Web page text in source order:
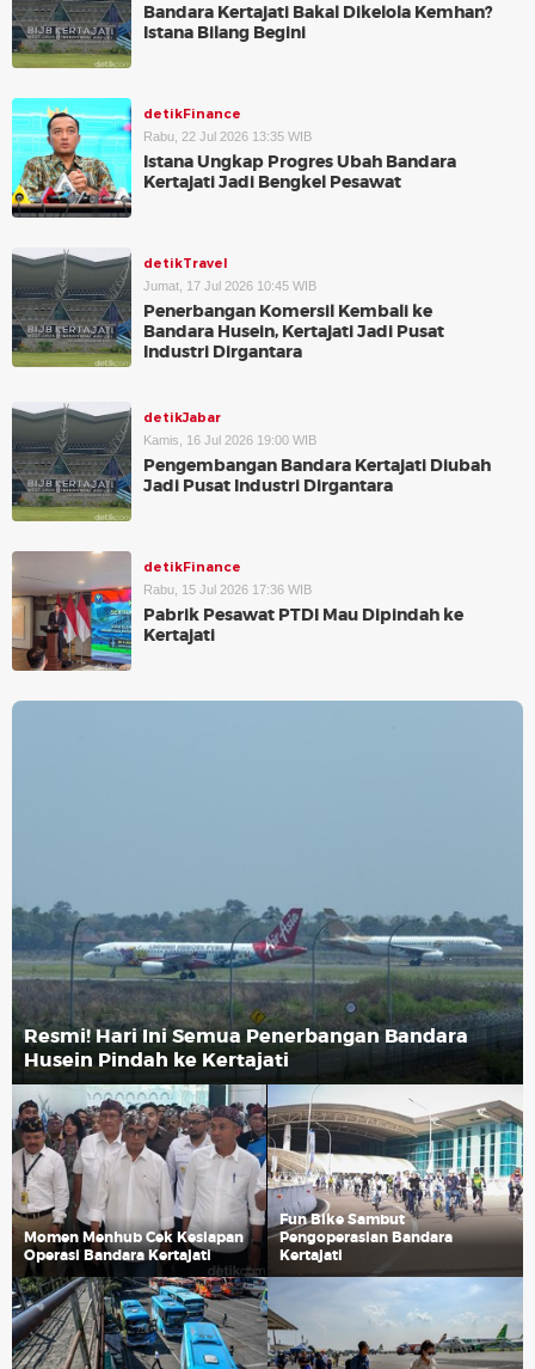
Bandara Kertajati Bakal Dikelola Kemhan?
Istana Bilang Begini
detikFinance
Rabu, 22 Jul 2026 13:35 WIB
Istana Ungkap Progres Ubah Bandara
Kertajati Jadi Bengkel Pesawat
detikTravel
Jumat, 17 Jul 2026 10:45 WIB
Penerbangan Komersil Kembali ke
Bandara Husein, Kertajati Jadi Pusat
Industri Dirgantara
detikJabar
Kamis, 16 Jul 2026 19:00 WIB
Pengembangan Bandara Kertajati Diubah
Jadi Pusat Industri Dirgantara
detikFinance
Rabu, 15 Jul 2026 17:36 WIB
Pabrik Pesawat PTDI Mau Dipindah ke
Kertajati
Resmi! Hari Ini Semua Penerbangan Bandara
Husein Pindah ke Kertajati
Momen Menhub Cek Kesiapan
Operasi Bandara Kertajati
Fun Bike Sambut
Pengoperasian Bandara
Kertajati